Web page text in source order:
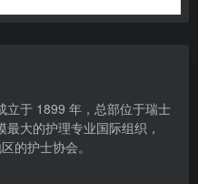
立于 1899 年，总部位于瑞士
大的护理专业国际组织，
的护士协会。